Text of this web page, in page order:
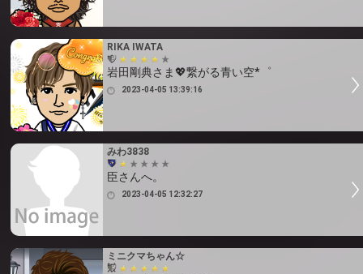
RIKA IWATA
岩田剛典さま💖繋がる青い空*゜
2023-04-05 13:39:16
みわ3838
臣さんへ。
2023-04-05 12:32:27
ミニクマちゃん☆